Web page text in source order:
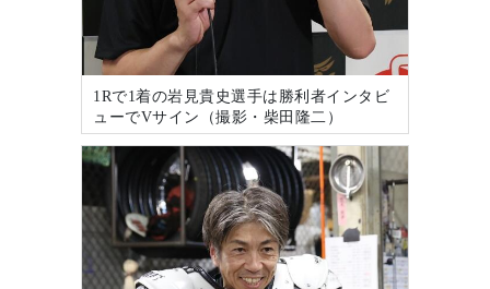
1Rで1着の岩見貴史選手は勝利者インタビ
ューでVサイン（撮影・柴田隆二）